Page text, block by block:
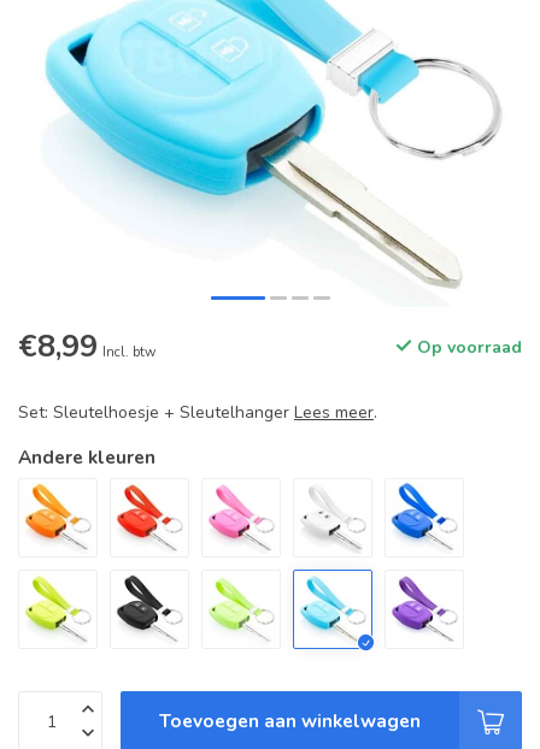
€8,99 Incl. btw Op voorraad
Set: Sleutelhoesje + Sleutelhanger Lees meer.
Andere kleuren
Toevoegen aan winkelwagen